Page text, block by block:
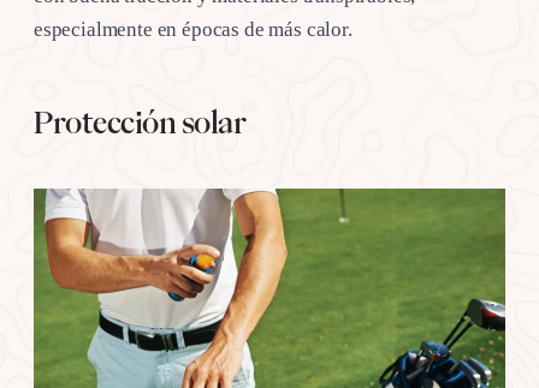
especialmente en épocas de más calor.
Protección solar